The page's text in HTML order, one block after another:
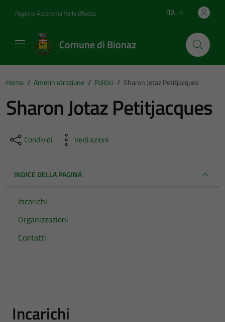
Regione Autonoma Valle d'Aosta Lingua attiva:
ITA
Comune di Bionaz
Home / Amministrazione / Politici / Sharon Jotaz Petitjacques
Sharon Jotaz Petitjacques
Condividi Vedi azioni
INDICE DELLA PAGINA
Incarichi
Organizzazioni
Contatti
Incarichi